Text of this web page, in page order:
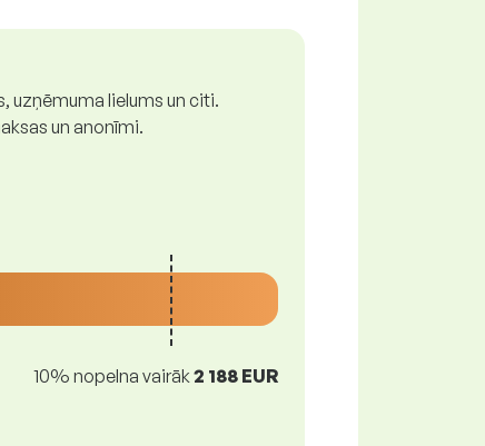
uzņēmuma lielums un citi.
un anonīmi.
10% nopelna vairāk2 188 EUR